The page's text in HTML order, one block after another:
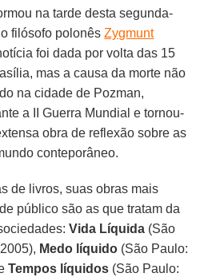
na tarde desta segunda-
filósofo polonêsZygmunt
foi dada por volta das 15
mas a causa da morte não
na cidade de Pozman,
a II Guerra Mundial e tornou-
obra de reflexão sobre as
conteporâneo.
de livros, suas obras mais
público são as que tratam da
Vida Líquida (São
Medo líquido (São Paulo:
Tempos líquidos (São Paulo: